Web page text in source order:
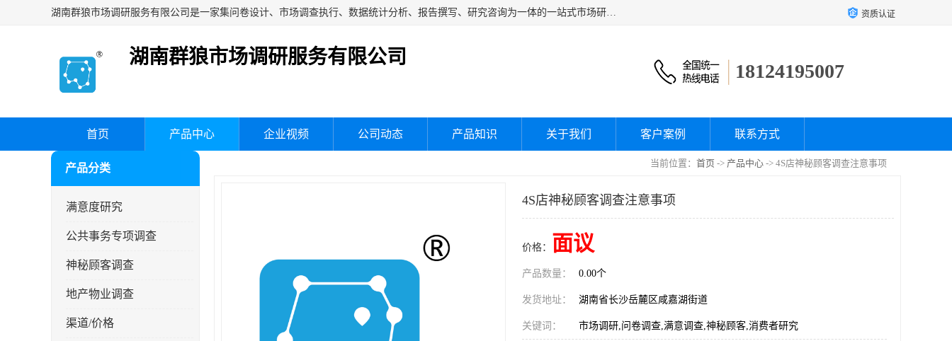
湖南群狼市场调研服务有限公司是一家集问卷设计、市场调查执行、数据统计分析、报告撰写、研究咨询为一体的一站式市场研究服务机构，主要服务：市场调研、三方评估、满意度研究、快消研究、地产物业调查、品牌研究、神秘顾客调查、行业研究、产品研究、公共事务专项调查等。 资质认证
湖南群狼市场调研服务有限公司
18124195007
首页 产品中心 企业视频 公司动态 产品知识 关于我们 客户案例 联系方式
当前位置： 首页 -> 产品中心 -> 4S店神秘顾客调查注意事项
产品分类
满意度研究
公共事务专项调查
神秘顾客调查
地产物业调查
渠道/价格
4S店神秘顾客调查注意事项
价格： 面议
产品数量： 0.00个
发货地址： 湖南省长沙岳麓区咸嘉湖街道
关键词： 市场调研,问卷调查,满意调查,神秘顾客,消费者研究